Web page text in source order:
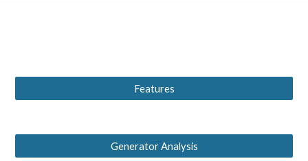
Features
Generator Analysis